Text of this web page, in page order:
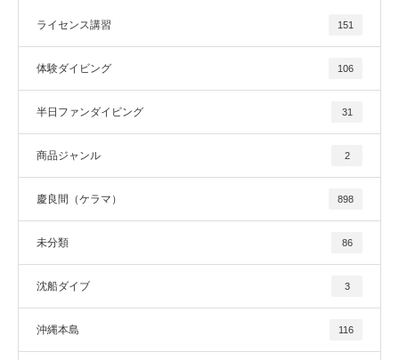
ライセンス講習 151
体験ダイビング 106
半日ファンダイビング 31
商品ジャンル 2
慶良間（ケラマ） 898
未分類 86
沈船ダイブ 3
沖縄本島 116